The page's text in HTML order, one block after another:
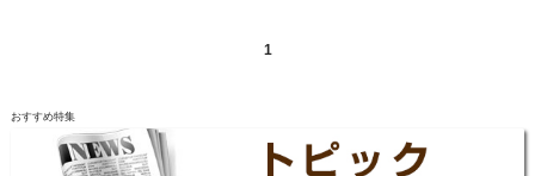
1
おすすめ特集